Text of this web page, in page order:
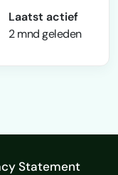
Laatst actief
2 mnd geleden
Statement